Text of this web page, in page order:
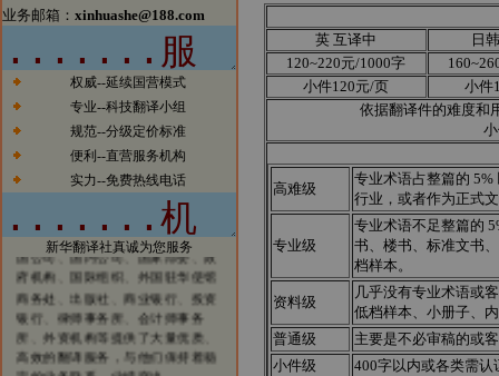
业务邮箱： xinhuashe@188.com
权威--延续国营模式
专业--科技翻译小组
规范--分级定价标准
便利--直营服务机构
实力--免费热线电话
新华翻译社真诚为您服务
新闻1：当今电子商务的发展一日
千里，北京翻译公司如果有所作为
的话也必须跟上时代的步伐。今
天，我们已经看到太多的传统行业
涉足电子商务而大获成功的案例。
我们希望在翻译行业，能够看到越
来越多的翻译公司借助电子商务一
北京翻译行业中的电子商务应用的
领军企业。
新闻2：新华翻译社公司自成立以
来已经成功为全球五百强企业、跨
国公司、国内公司、国家部委、政
府机构、国际组织、外国驻华使馆
商务处、出版社、商业银行、投资
银行、律师事务所、会计师事务
所、外资机构等提供了大量优质、
高效的翻译服务，与他们保持着稳
定的业务联系，业绩突出。
英 互译中
日
120~220元/1000字
小件120元/页
小件
依据翻译件的难度和
高难级
专业术语占整篇的
行业，或者作为正式
专业级
专业术语不足整篇的
书、楼书、标准文书
档样本。
资料级
几乎没有专业术语或
低档样本、小册子、
普通级
主要是不必审稿的或
小件级
400字以内或各类需